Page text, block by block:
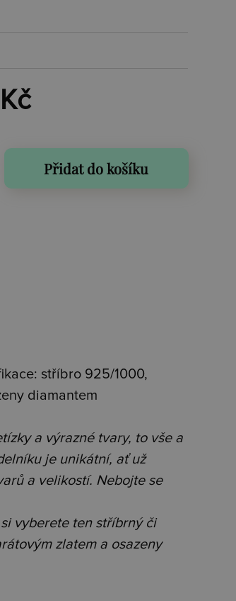
Přidat do košíku
stříbro 925/1000,
diamantem
a výrazné tvary, to vše a
je unikátní, ať už
a velikostí. Nebojte se
vyberete ten stříbrný či
zlatem a osazeny